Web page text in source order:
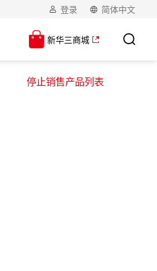
登录 简体中文
新华三商城
停止销售产品列表